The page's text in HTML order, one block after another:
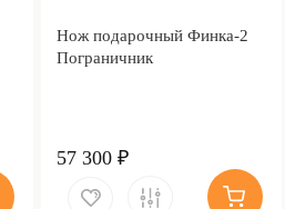
Нож подарочный Финка-2
Пограничник
57 300 ₽